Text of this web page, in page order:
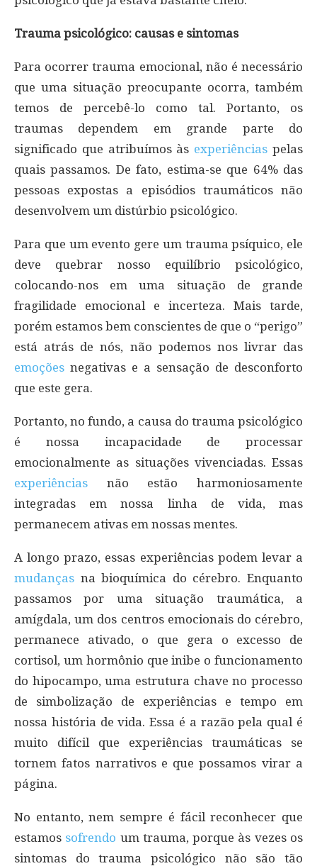
Trauma psicológico: causas e sintomas
Para ocorrer trauma emocional, não é necessário
que uma situação preocupante ocorra, também
temos de percebê-lo como tal. Portanto, os
traumas dependem em grande parte do
significado que atribuímos às experiências pelas
quais passamos. De fato, estima-se que 64% das
pessoas expostas a episódios traumáticos não
desenvolvem um distúrbio psicológico.
Para que um evento gere um trauma psíquico, ele
deve quebrar nosso equilíbrio psicológico,
colocando-nos em uma situação de grande
fragilidade emocional e incerteza. Mais tarde,
porém estamos bem conscientes de que o “perigo”
está atrás de nós, não podemos nos livrar das
emoções negativas e a sensação de desconforto
que este gera.
Portanto, no fundo, a causa do trauma psicológico
é nossa incapacidade de processar
emocionalmente as situações vivenciadas. Essas
experiências não estão harmoniosamente
integradas em nossa linha de vida, mas
permanecem ativas em nossas mentes.
A longo prazo, essas experiências podem levar a
mudanças na bioquímica do cérebro. Enquanto
passamos por uma situação traumática, a
amígdala, um dos centros emocionais do cérebro,
permanece ativado, o que gera o excesso de
cortisol, um hormônio que inibe o funcionamento
do hipocampo, uma estrutura chave no processo
de simbolização de experiências e tempo em
nossa história de vida. Essa é a razão pela qual é
muito difícil que experiências traumáticas se
tornem fatos narrativos e que possamos virar a
página.
No entanto, nem sempre é fácil reconhecer que
estamos sofrendo um trauma, porque às vezes os
sintomas do trauma psicológico não são tão